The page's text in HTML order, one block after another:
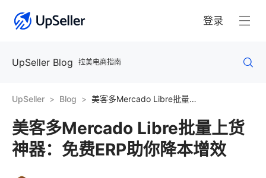
登录
UpSeller Blog 拉美电商指南
UpSeller Blog 美客多Mercado Libre批量上货神器：免费ERP助你降本增效
美客多Mercado Libre批量上货
神器：免费ERP助你降本增效